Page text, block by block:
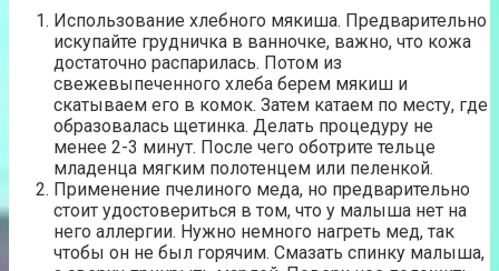
Использование хлебного мякиша. Предварительно
искупайте грудничка в ванночке, важно, что кожа
достаточно распарилась. Потом из
свежевыпеченного хлеба берем мякиш и
скатываем его в комок. Затем катаем по месту, где
образовалась щетинка. Делать процедуру не
менее 2-3 минут. После чего оботрите тельце
младенца мягким полотенцем или пеленкой.
Применение пчелиного меда, но предварительно
стоит удостовериться в том, что у малыша нет на
него аллергии. Нужно немного нагреть мед, так
чтобы он не был горячим. Смазать спинку малыша,